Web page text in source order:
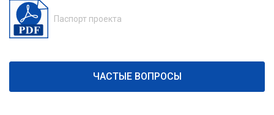
Паспорт проекта
ЧАСТЫЕ ВОПРОСЫ